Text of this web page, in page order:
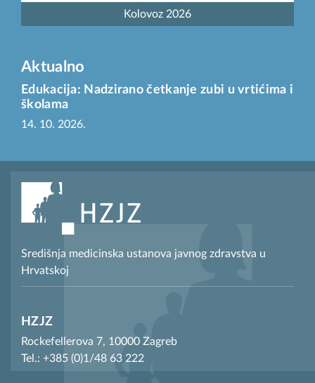
Kolovoz 2026
Aktualno
Edukacija: Nadzirano četkanje zubi u vrtićima i
školama
14. 10. 2026.
Središnja medicinska ustanova javnog zdravstva u
Hrvatskoj
HZJZ
Rockefellerova 7, 10000 Zagreb
Tel.: +385 (0)1/48 63 222